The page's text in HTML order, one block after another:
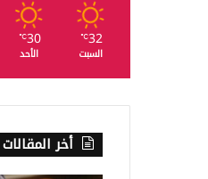
32
℃
السبت
30
℃
الأحد
أخر المقالات